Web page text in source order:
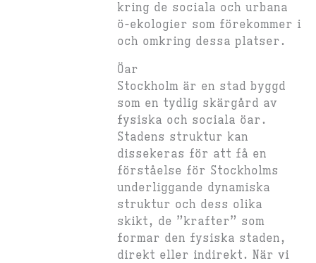
kring de sociala och urbana
ö-ekologier som förekommer i
och omkring dessa platser.
Öar
Stockholm är en stad byggd
som en tydlig skärgård av
fysiska och sociala öar.
Stadens struktur kan
dissekeras för att få en
förståelse för Stockholms
underliggande dynamiska
struktur och dess olika
skikt, de ”krafter” som
formar den fysiska staden,
direkt eller indirekt. När vi